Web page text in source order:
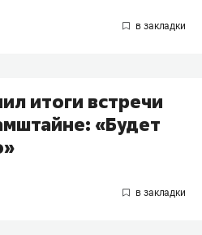
итоги встречи
«Будет